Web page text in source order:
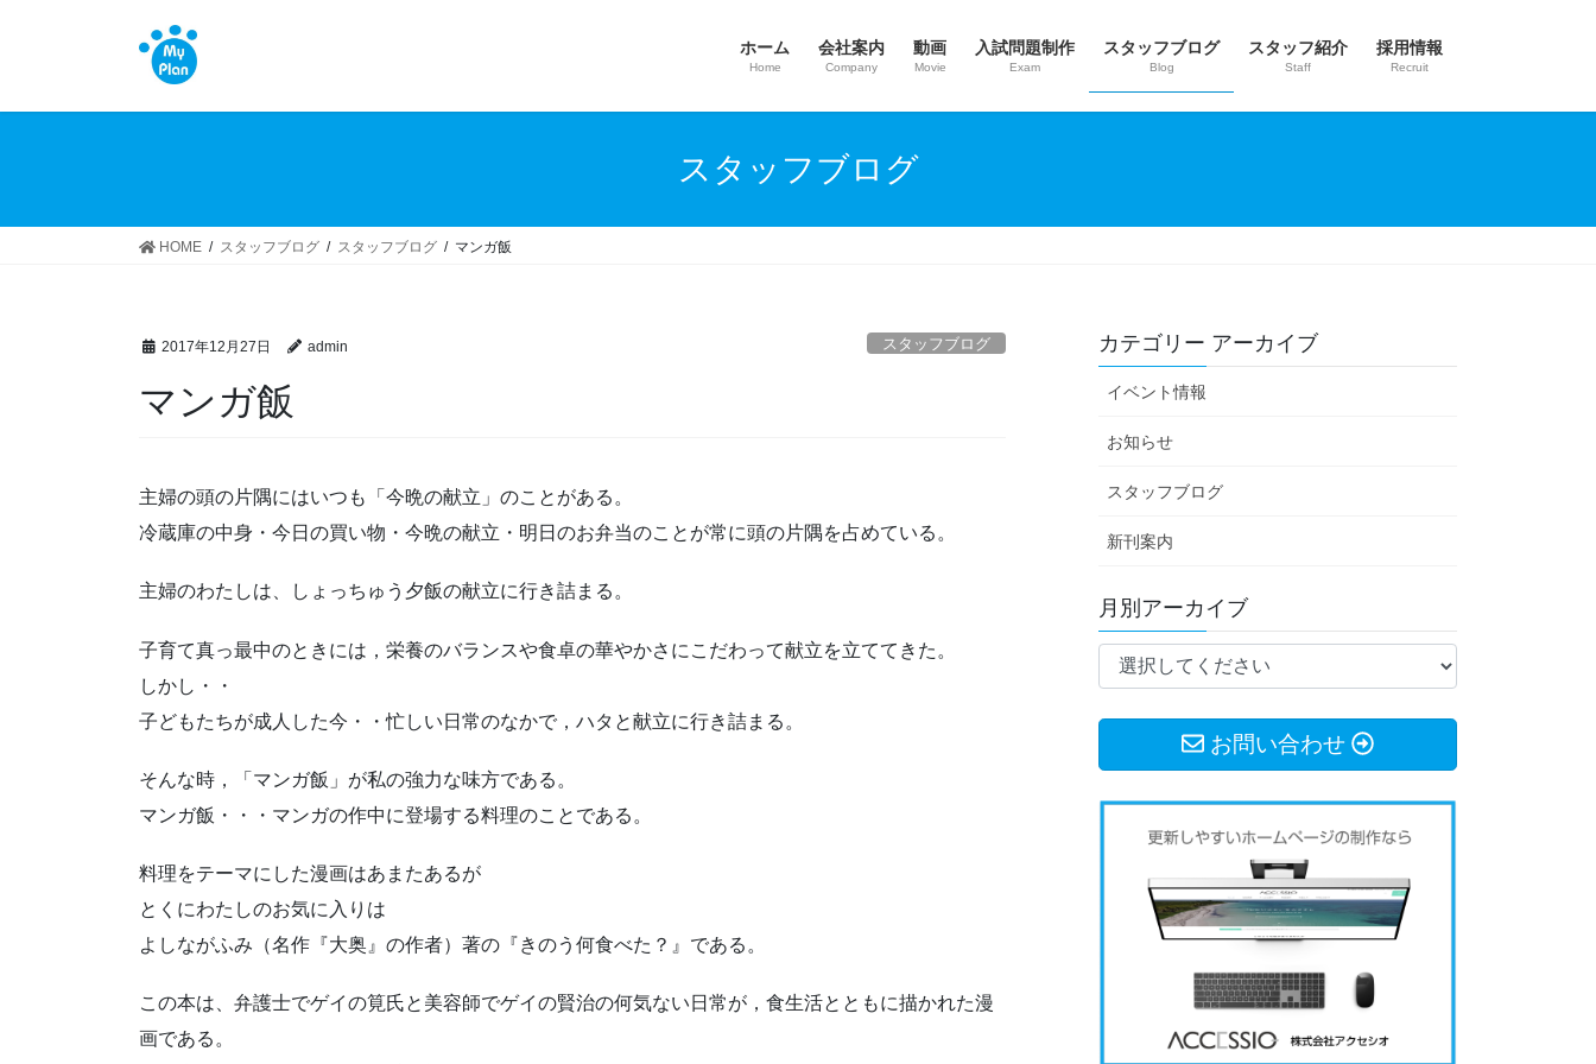
ホーム
Home
会社案内
Company
動画
Movie
入試問題制作
Exam
スタッフブログ
Blog
スタッフ紹介
Staff
採用情報
Recruit
スタッフブログ
HOME スタッフブログ スタッフブログ マンガ飯
2017年12月27日 admin スタッフブログ
マンガ飯
主婦の頭の片隅にはいつも「今晩の献立」のことがある。
冷蔵庫の中身・今日の買い物・今晩の献立・明日のお弁当のことが常に頭の片隅を占めている。
主婦のわたしは、しょっちゅう夕飯の献立に行き詰まる。
子育て真っ最中のときには，栄養のバランスや食卓の華やかさにこだわって献立を立ててきた。
しかし・・
子どもたちが成人した今・・忙しい日常のなかで，ハタと献立に行き詰まる。
そんな時，「マンガ飯」が私の強力な味方である。
マンガ飯・・・マンガの作中に登場する料理のことである。
料理をテーマにした漫画はあまたあるが
とくにわたしのお気に入りは
よしながふみ（名作『大奥』の作者）著の『きのう何食べた？』である。
この本は、弁護士でゲイの筧氏と美容師でゲイの賢治の何気ない日常が，食生活とともに描かれた漫
画である。
カテゴリー アーカイブ
イベント情報
お知らせ
スタッフブログ
新刊案内
月別アーカイブ
お問い合わせ